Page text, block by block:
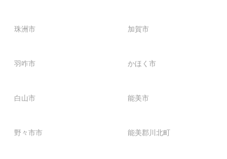
珠洲市 加賀市
羽咋市 かほく市
白山市 能美市
野々市市 能美郡川北町